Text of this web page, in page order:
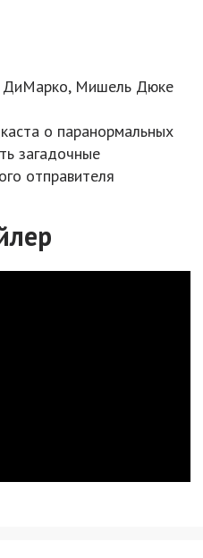
ДиМарко, Мишель Дюке
о паранормальных
загадочные
отправителя